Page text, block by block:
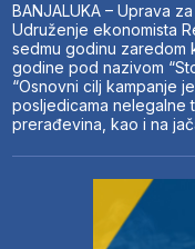
BANJALUKA – Uprava
Udruženje ekonomista
sedmu godinu zaredom
godine pod nazivom
“Osnovni cilj kampanje
posljedicama nelegalne
prerađevina, kao i na